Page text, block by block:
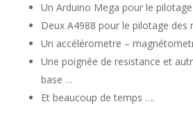
Un Arduino Mega pour le pilotage
Deux A4988 pour le pilotage des
Un accélérometre –
Une poignée de resistance et
base …
Et beaucoup de temps ….